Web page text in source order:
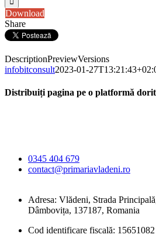
Download
Share
DescriptionPreviewVersions
infobitconsult2023-01-
Distribuiți pagina pe o platformă
0345 404 679
contact@primariavladeni.ro
Adresa: Vlădeni, Strada
Dâmbovița, 137187, Romania
Cod identificare fiscală: 15651082